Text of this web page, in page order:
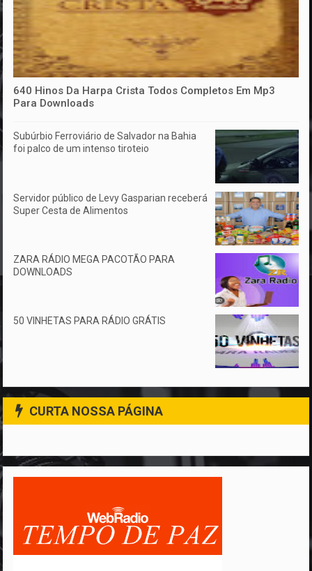
640 Hinos Da Harpa Crista Todos Completos Em Mp3
Para Downloads
Subúrbio Ferroviário de Salvador na Bahia
foi palco de um intenso tiroteio
Servidor público de Levy Gasparian receberá
Super Cesta de Alimentos
ZARA RÁDIO MEGA PACOTÃO PARA
DOWNLOADS
50 VINHETAS PARA RÁDIO GRÁTIS
CURTA NOSSA PÁGINA